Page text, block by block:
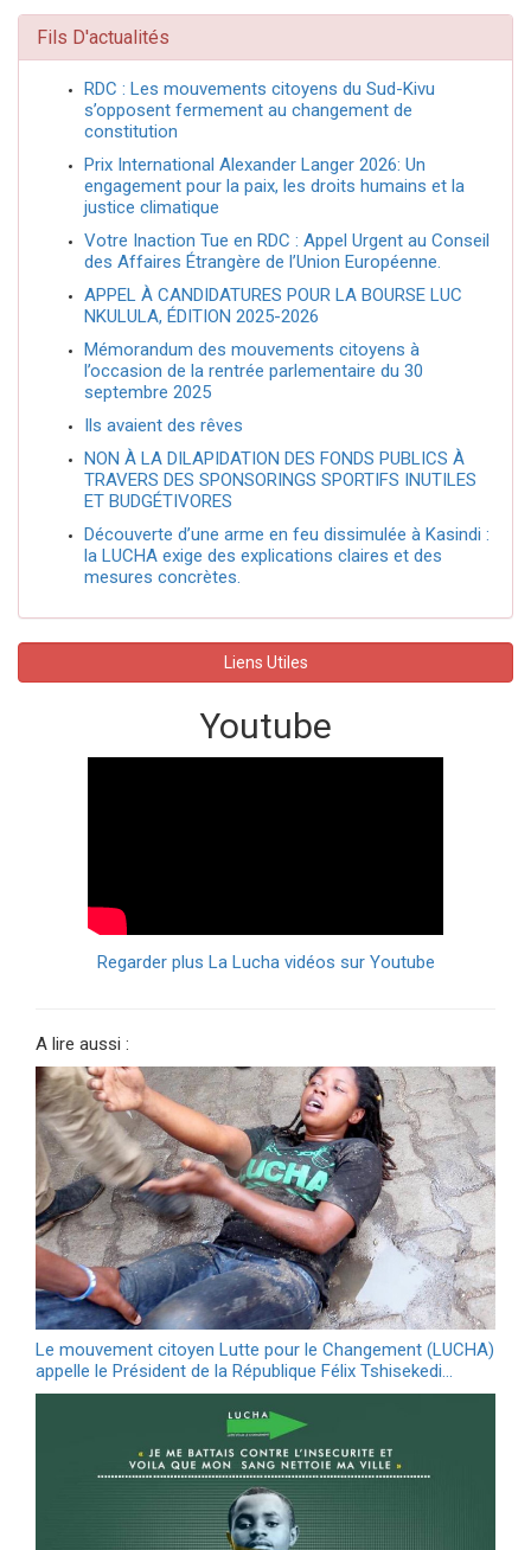
Fils D'actualités
RDC : Les mouvements citoyens du Sud-Kivu
s’opposent fermement au changement de
constitution
Prix International Alexander Langer 2026: Un
engagement pour la paix, les droits humains et la
justice climatique
Votre Inaction Tue en RDC : Appel Urgent au Conseil
des Affaires Étrangère de l’Union Européenne.
APPEL À CANDIDATURES POUR LA BOURSE LUC
NKULULA, ÉDITION 2025-2026
Mémorandum des mouvements citoyens à
l’occasion de la rentrée parlementaire du 30
septembre 2025
Ils avaient des rêves
NON À LA DILAPIDATION DES FONDS PUBLICS À
TRAVERS DES SPONSORINGS SPORTIFS INUTILES
ET BUDGÉTIVORES
Découverte d’une arme en feu dissimulée à Kasindi :
la LUCHA exige des explications claires et des
mesures concrètes.
Liens Utiles
Youtube
Regarder plus La Lucha vidéos sur Youtube
A lire aussi :
Le mouvement citoyen Lutte pour le Changement (LUCHA)
appelle le Président de la République Félix Tshisekedi…